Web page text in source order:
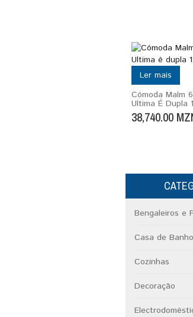
Ler mais
Cómoda Malm
Ultima É Dupla
38,740.00
Bengaleiros e
Casa de Banho
Cozinhas
Decoração